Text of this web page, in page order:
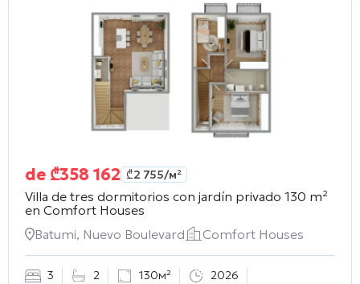
de ₾358 162 ₾2 755/м²
Villa de tres dormitorios con jardín privado 130 m²
en Comfort Houses
Batumi, Nuevo Boulevard
Comfort Houses
3 2 130м² 2026